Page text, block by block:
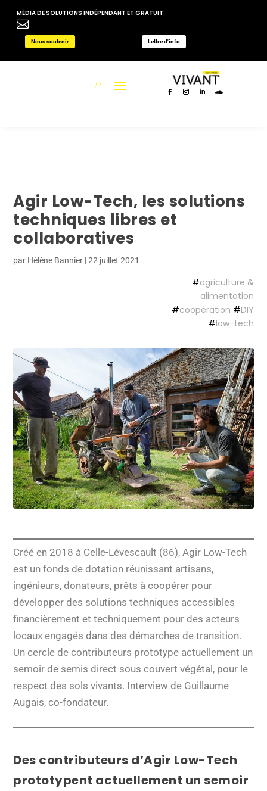
MÉDIA DE SOLUTIONS INDÉPENDANT ET GRATUIT

Nous soutenir Lettre d'info
Agir Low-Tech, les solutions
techniques libres et
collaboratives
par Hélène Bannier |22 juillet 2021
#agriculture &
alimentation
#coopération #DIY
#low-tech
Créé en 2018 à Celle-Lévescault (86), Agir Low-Tech
est un fonds de dotation réunissant artisans,
ingénieurs, donateurs, prêts à coopérer pour
développer des solutions techniques accessibles
financièrement et techniquement pour des acteurs
locaux engagés dans des démarches de transition.
Un cercle de contributeurs prototype actuellement un
semoir de semis direct sous couvert végétal, pour le
respect des sols vivants. Interview de Guillaume
Augais, co-fondateur.
Des contributeurs d’Agir Low-Tech
prototypent actuellement un semoir